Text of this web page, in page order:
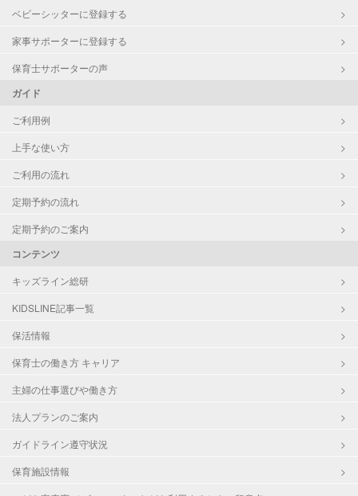
ベビーシッターに登録する
家事サポーターに登録する
保育士サポーターの声
ガイド
ご利用例
上手な使い方
ご利用の流れ
定期予約の流れ
定期予約のご案内
コンテンツ
キッズライン総研
KIDSLINE記事一覧
保活情報
保育士の働き方 キャリア
主婦の仕事選びや働き方
法人プランのご案内
ガイドライン遵守状況
保育施設情報